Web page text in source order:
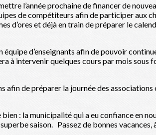
l’année prochaine de financer de
de compétiteurs afin de participer aux
d’ores et déjà en train de préparer le
d’enseignants afin de pouvoir
à intervenir quelques cours par mois sous
afin de préparer la journée des
: la municipalité qui a eu confiance en
saison. Passez de bonnes vacances,